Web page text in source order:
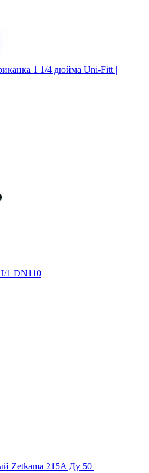
1 1/4 дюйма Uni-Fitt |
1 DN110
Zetkama 215A Ду 50 |